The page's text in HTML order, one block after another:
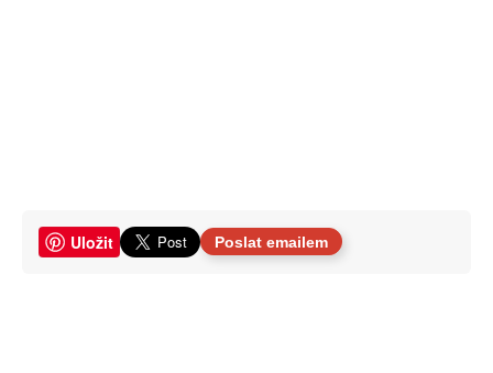
Uložit Poslat emailem